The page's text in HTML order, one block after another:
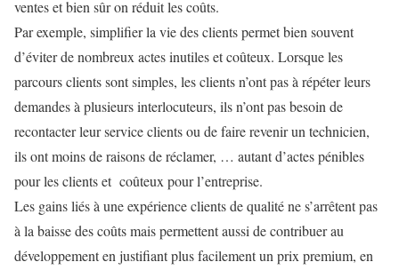
ventes et bien sûr on réduit les coûts.
Par exemple, simplifier la vie des clients permet bien souvent
d’éviter de nombreux actes inutiles et coûteux. Lorsque les
parcours clients sont simples, les clients n’ont pas à répéter leurs
demandes à plusieurs interlocuteurs, ils n’ont pas besoin de
recontacter leur service clients ou de faire revenir un technicien,
ils ont moins de raisons de réclamer, … autant d’actes pénibles
pour les clients et coûteux pour l’entreprise.
Les gains liés à une expérience clients de qualité ne s’arrêtent pas
à la baisse des coûts mais permettent aussi de contribuer au
développement en justifiant plus facilement un prix premium, en